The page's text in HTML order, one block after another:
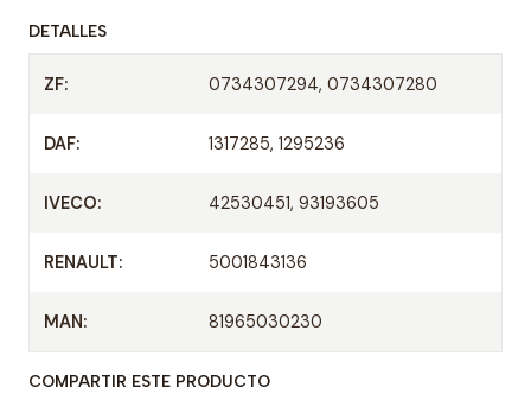
DETALLES
ZF: 0734307294, 0734307280
DAF: 1317285, 1295236
IVECO: 42530451, 93193605
RENAULT: 5001843136
MAN: 81965030230
COMPARTIR ESTE PRODUCTO